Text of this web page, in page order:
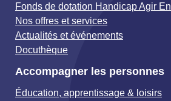
Fonds de dotation Handicap Agir
Nos offres et services
Actualités et événements
Docuthèque
Accompagner les personnes
Éducation, apprentissage & loisirs